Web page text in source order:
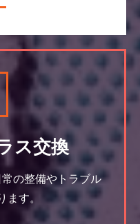
ス交換
の整備やトラブル
ます。